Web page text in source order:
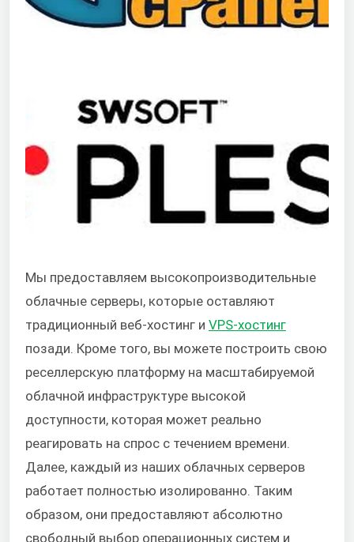
Мы предоставляем высокопроизводительные
облачные серверы, которые оставляют
традиционный веб-хостинг и VPS-хостинг
позади. Кроме того, вы можете построить свою
реселлерскую платформу на масштабируемой
облачной инфраструктуре высокой
доступности, которая может реально
реагировать на спрос с течением времени.
Далее, каждый из наших облачных серверов
работает полностью изолированно. Таким
образом, они предоставляют абсолютно
свободный выбор операционных систем и